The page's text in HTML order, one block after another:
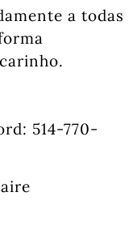
a todas
514-770-